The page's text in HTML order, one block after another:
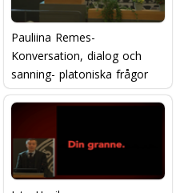
Pauliina Remes-
Konversation, dialog och
sanning- platoniska frågor